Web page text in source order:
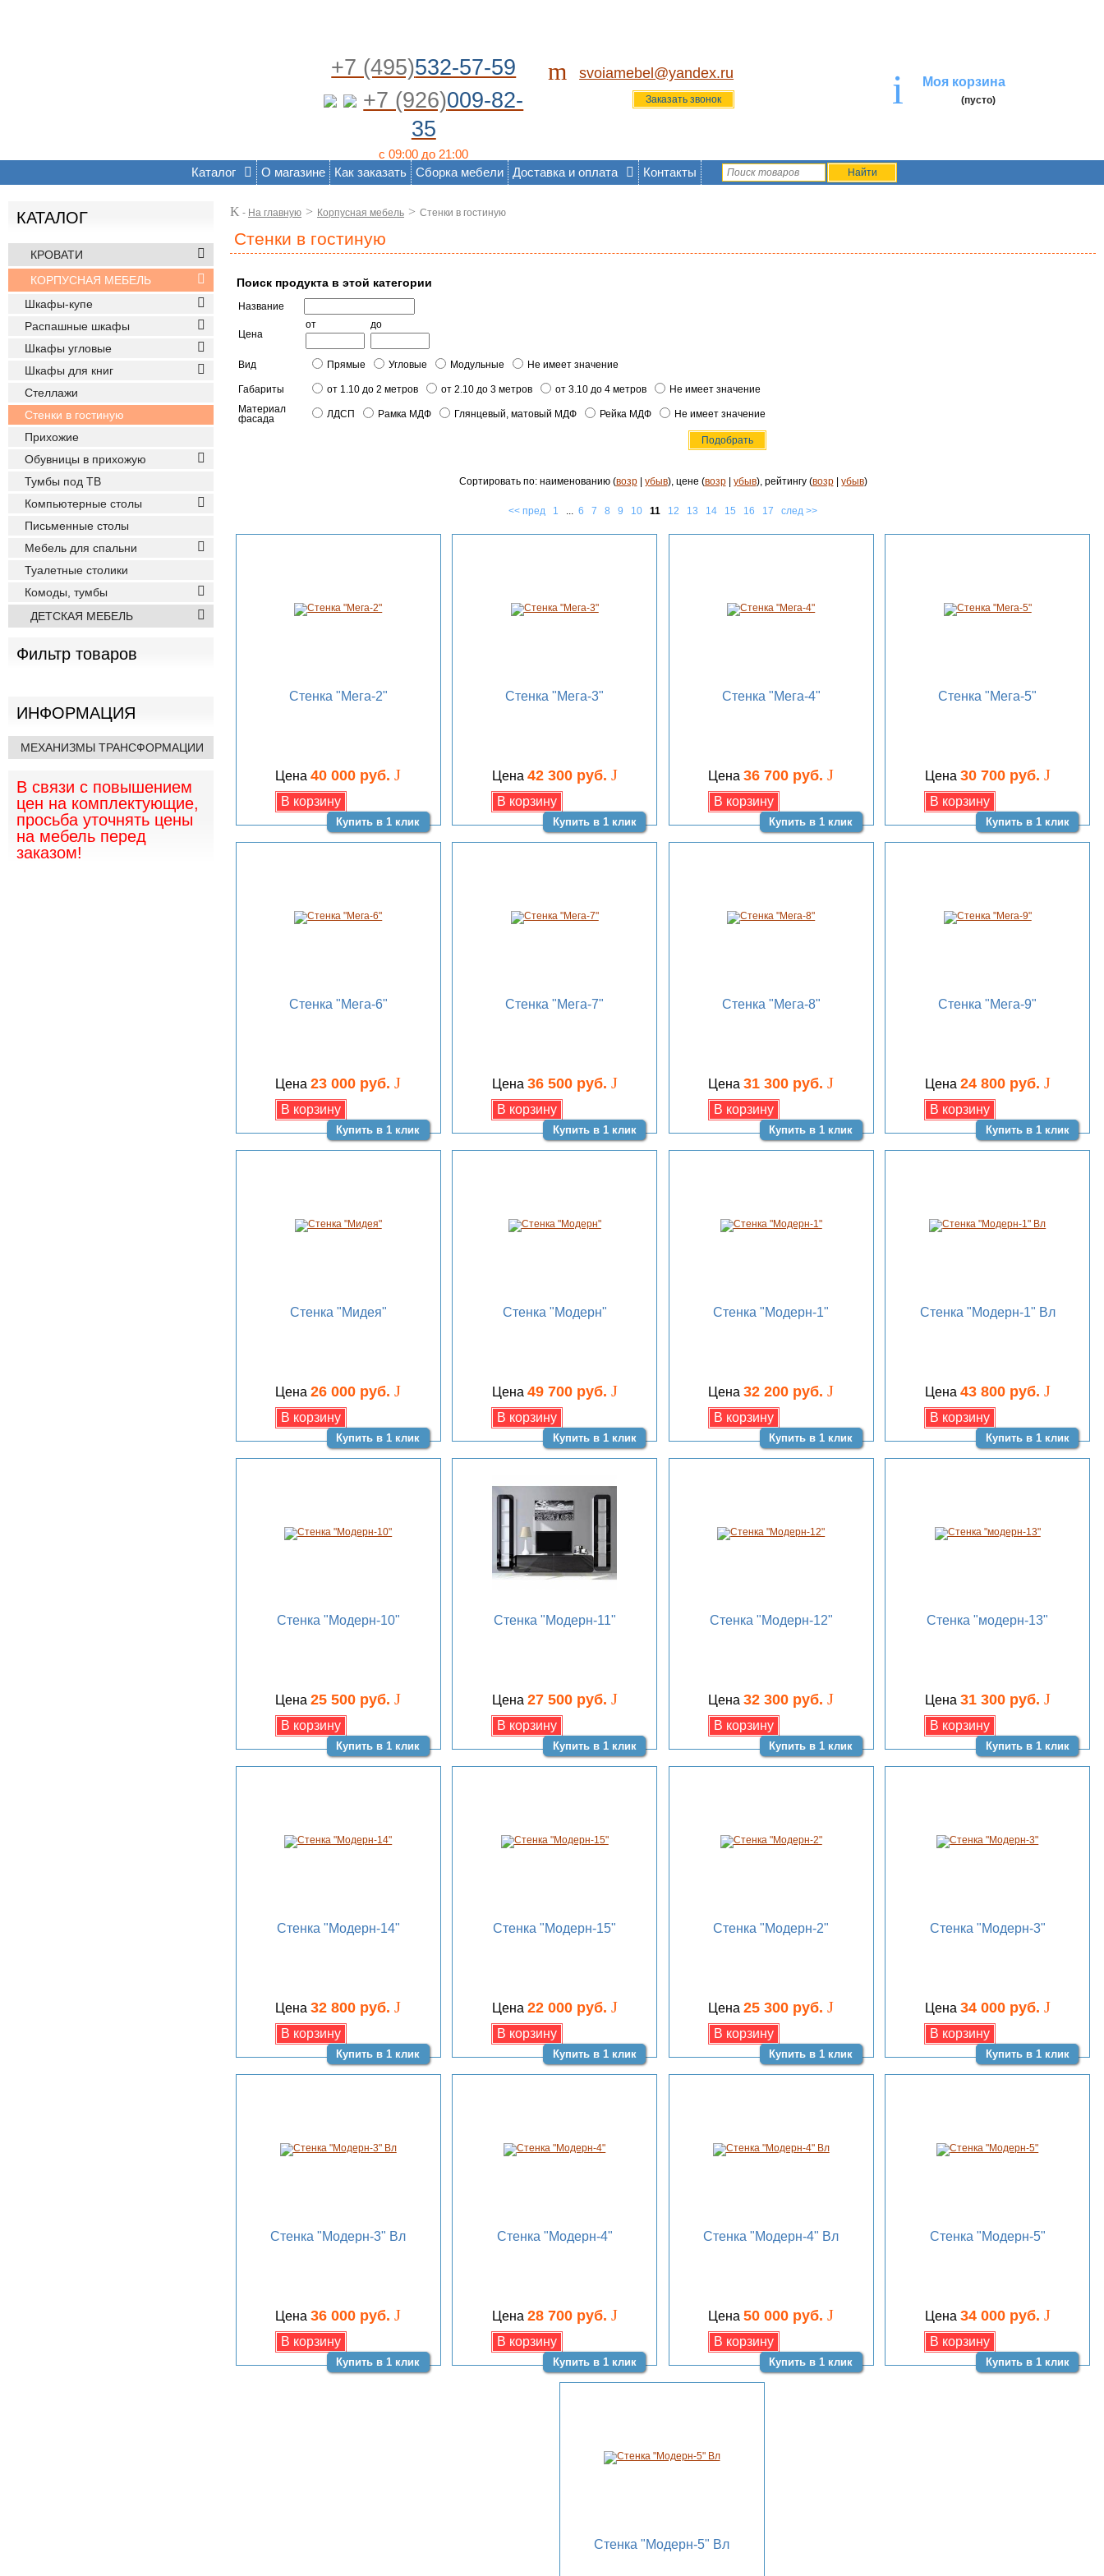
+7 (495)532-57-59
+7 (926)009-82-
35
с 09:00 до 21:00
m svoiamebel@yandex.ru
Заказать звонок i Моя корзина
(пусто)
Каталог О магазине Как заказать Сборка мебели Доставка и оплата Контакты
КАТАЛОГ
КРОВАТИ
КОРПУСНАЯ МЕБЕЛЬ
Шкафы-купе
Распашные шкафы
Шкафы угловые
Шкафы для книг
Стеллажи
Стенки в гостиную
Прихожие
Обувницы в прихожую
Тумбы под ТВ
Компьютерные столы
Письменные столы
Мебель для спальни
Туалетные столики
Комоды, тумбы
ДЕТСКАЯ МЕБЕЛЬ
Фильтр товаров
ИНФОРМАЦИЯ
МЕХАНИЗМЫ ТРАНСФОРМАЦИИ
В связи с повышением
цен на комплектующие,
просьба уточнять цены
на мебель перед
заказом!
K - На главную > Корпусная мебель > Стенки в гостиную
Стенки в гостиную
Поиск продукта в этой категории
Название
Цена
от до
Вид Прямые Угловые Модульные Не имеет значение
Габариты от 1.10 до 2 метров от 2.10 до 3 метров от 3.10 до 4 метров
Не имеет значение
Материал
фасада
ЛДСП Рамка МДФ Глянцевый, матовый МДФ Рейка МДФ Не имеет значение
Сортировать по: наименованию (возр| убыв), цене (возр| убыв), рейтингу (возр| убыв)
<< пред 1 ... 6 7 8 9 10 11 12 13 14 15 16 17 след >>
Стенка "Мега-2"
Цена40 000 руб.J
Купить в 1 клик
Стенка "Мега-3"
Цена 42 300 руб. J
Купить в 1 клик
Стенка "Мега-4"
Цена36 700 руб.J
Купить в 1 клик
Стенка "Мега-5"
Цена 30 700 руб. J
Купить в 1 клик
Стенка "Мега-6"
Цена23 000 руб.J
Купить в 1 клик
Стенка "Мега-7"
Цена 36 500 руб. J
Купить в 1 клик
Стенка "Мега-8"
Цена31 300 руб.J
Купить в 1 клик
Стенка "Мега-9"
Цена 24 800 руб. J
Купить в 1 клик
Стенка "Мидея"
Цена26 000 руб.J
Купить в 1 клик
Стенка "Модерн"
Цена 49 700 руб. J
Купить в 1 клик
Стенка "Модерн-1"
Цена32 200 руб.J
Купить в 1 клик
Стенка "Модерн-1" Вл
Цена 43 800 руб. J
Купить в 1 клик
Стенка "Модерн-10"
Цена25 500 руб.J
Купить в 1 клик
Стенка "Модерн-11"
Цена 27 500 руб. J
Купить в 1 клик
Стенка "Модерн-12"
Цена32 300 руб.J
Купить в 1 клик
Стенка "модерн-13"
Цена 31 300 руб. J
Купить в 1 клик
Стенка "Модерн-14"
Цена32 800 руб.J
Купить в 1 клик
Стенка "Модерн-15"
Цена 22 000 руб. J
Купить в 1 клик
Стенка "Модерн-2"
Цена25 300 руб.J
Купить в 1 клик
Стенка "Модерн-3"
Цена 34 000 руб. J
Купить в 1 клик
Стенка "Модерн-3" Вл
Цена36 000 руб.J
Купить в 1 клик
Стенка "Модерн-4"
Цена 28 700 руб. J
Купить в 1 клик
Стенка "Модерн-4" Вл
Цена50 000 руб.J
Купить в 1 клик
Стенка "Модерн-5"
Цена 34 000 руб. J
Купить в 1 клик
Стенка "Модерн-5" Вл